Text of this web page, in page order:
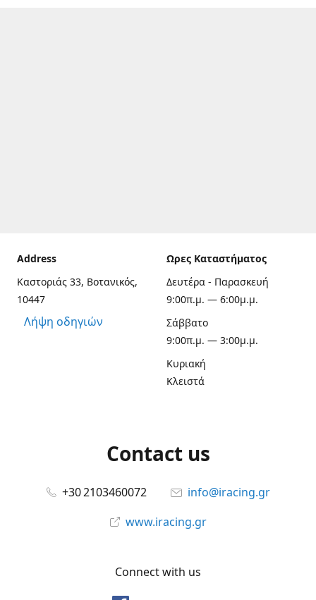
Address
Καστοριάς 33, Βοτανικός,
10447
Λήψη οδηγιών
Ωρες Καταστήματος
Δευτέρα - Παρασκευή
9:00π.μ. — 6:00μ.μ.
Σάββατο
9:00π.μ. — 3:00μ.μ.
Κυριακή
Κλειστά
Contact us
+30 2103460072
info@iracing.gr
www.iracing.gr
Connect with us